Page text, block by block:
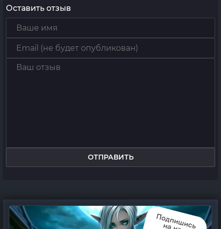
Оставить отзыв
ОТПРАВИТЬ